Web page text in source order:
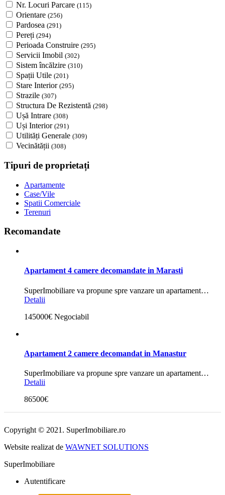
Nr. Locuri Parcare (115)
Orientare (256)
Pardosea (291)
Pereți (294)
Perioada Construire (295)
Servicii Imobil (302)
Sistem încălzire (310)
Spații Utile (201)
Stare Interior (295)
Strazile (307)
Structura De Rezistentă (298)
Ușă Intrare (308)
Uși Interior (291)
Utilități Generale (309)
Vecinătății (308)
Tipuri de proprietați
Apartamente
Case/Vile
Spatii Comerciale
Terenuri
Recomandate
Apartament 4 camere decomandate in Marasti
SuperImobiliare va propune spre vanzare un apartament…
Detalii
145000€ Negociabil
Apartament 2 camere decomandat in Manastur
SuperImobiliare va propune spre vanzare un apartament…
Detalii
86500€
Copyright © 2021. SuperImobiliare.ro
Website realizat de WAWNET SOLUTIONS
SuperImobiliare
Autentificare